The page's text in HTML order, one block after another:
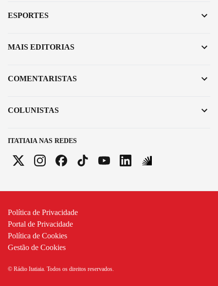
ITATIAIA NAS REDES
ESPORTES
MAIS EDITORIAS
COMENTARISTAS
COLUNISTAS
Política de Privacidade
Portal de Privacidade
Política de Cookies
Gestão de Cookies
© Rádio Itatiaia. Todos os direitos reservados.